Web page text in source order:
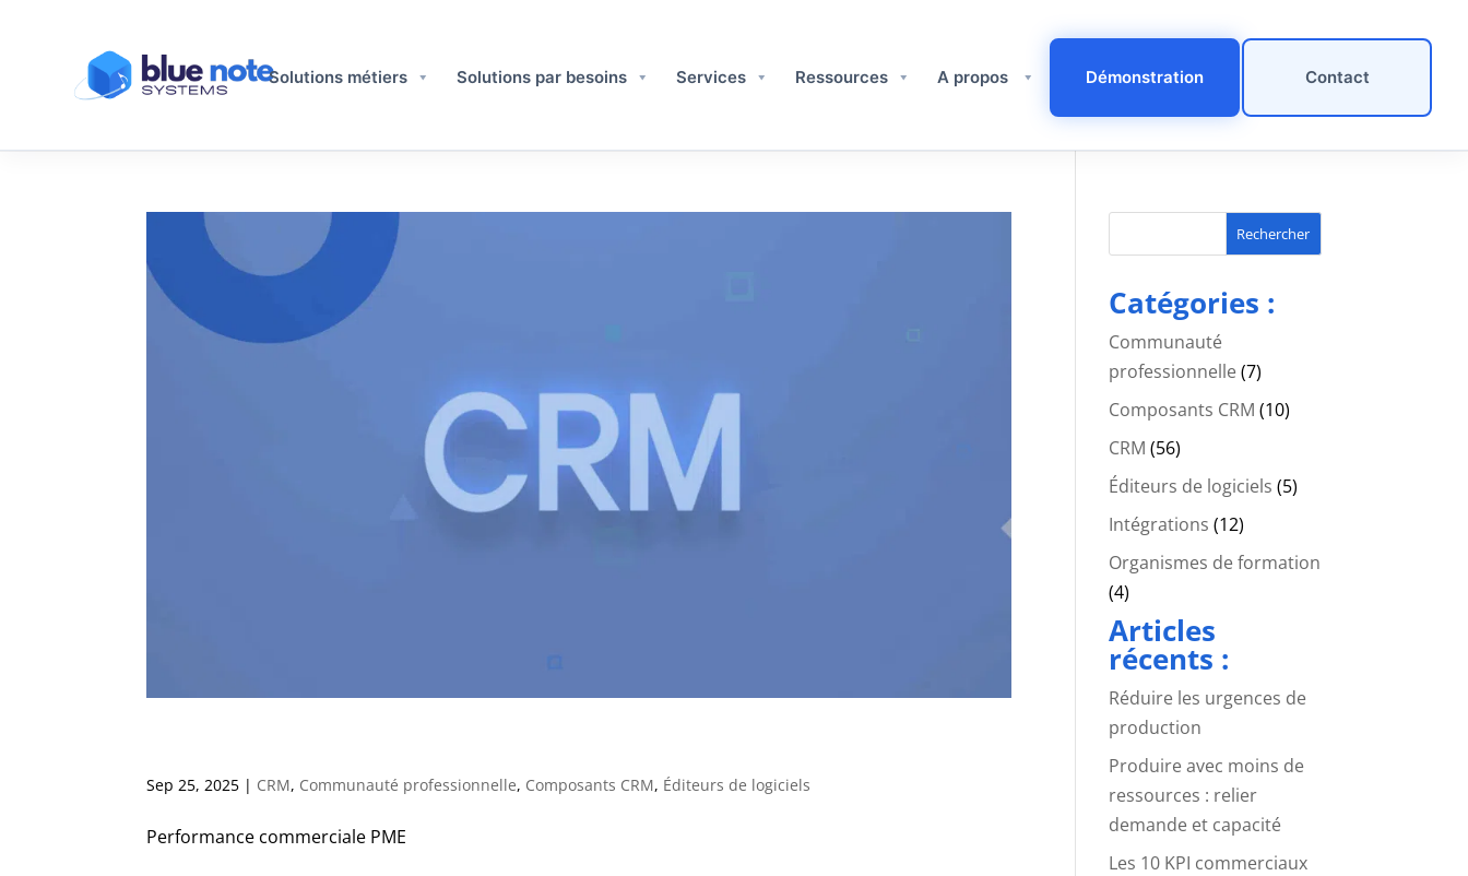
Solutions métiers​ Solutions par besoins Services Ressources A propos ​ Démonstration Contact
Sep 25, 2025 | CRM, Communauté professionnelle, Composants CRM, Éditeurs de logiciels
Performance commerciale PME
Rechercher
Catégories :
Communauté
professionnelle(7)
Composants CRM (10)
CRM (56)
Éditeurs de logiciels (5)
Intégrations (12)
Organismes de formation
(4)
Articles
récents :
Réduire les urgences de
production
Produire avec moins de
ressources : relier
demande et capacité
Les 10 KPI commerciaux